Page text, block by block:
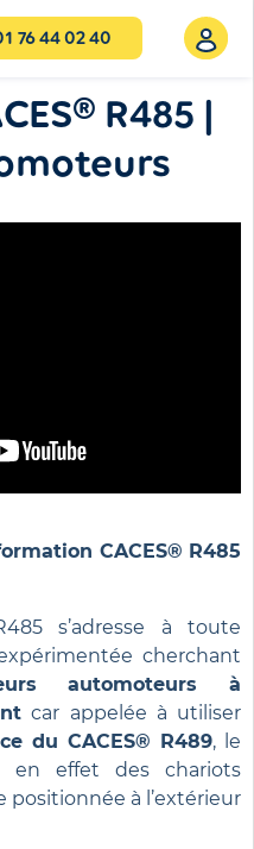
76 44 02 40
R485 |
CACES® R485
s’adresse à toute
cherchant
automoteurs à
car appelée à utiliser
du CACES® R489, le
en effet des chariots
à l’extérieur